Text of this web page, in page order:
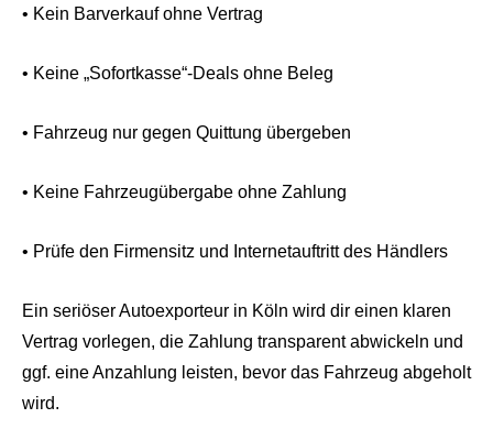
• Kein Barverkauf ohne Vertrag
• Keine „Sofortkasse“-Deals ohne Beleg
• Fahrzeug nur gegen Quittung übergeben
• Keine Fahrzeugübergabe ohne Zahlung
• Prüfe den Firmensitz und Internetauftritt des Händlers
Ein seriöser Autoexporteur in Köln wird dir einen klaren
Vertrag vorlegen, die Zahlung transparent abwickeln und
ggf. eine Anzahlung leisten, bevor das Fahrzeug abgeholt
wird.